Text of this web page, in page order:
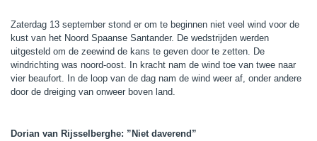
Zaterdag 13 september stond er om te beginnen niet veel wind voor de
kust van het Noord Spaanse Santander. De wedstrijden werden
uitgesteld om de zeewind de kans te geven door te zetten. De
windrichting was noord-oost. In kracht nam de wind toe van twee naar
vier beaufort. In de loop van de dag nam de wind weer af, onder andere
door de dreiging van onweer boven land.
Dorian van Rijsselberghe: ”Niet daverend”